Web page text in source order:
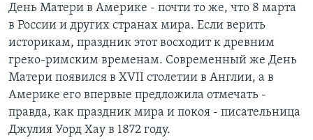
Перейти
поиск
ПОЧЕМУ ЭТО ВАЖНО?
ДИСКУССИЯ VOA
ДЕТАЛИ
НЬЮ-ЙОРК NEW YORK
АМЕРИКА. БОЛЬШОЕ ПУТЕШЕСТВИЕ
А КАК В АМЕРИКЕ?
АРТЕФАКТЫ
АМЕРИКАНСКИЕ ГОРОДКИ
ТЕСТЫ
ФАКТЫ ПРОТИВ ФЕЙКОВ
ЗА СВОБОДУ ПРЕССЫ
УЧИМ АНГЛИЙСКИЙ
ВИДЕО
ПОДПИСКА НА НОВОСТИ
День Матери в Америке - почти то же, что 8 марта
в России и других странах мира. Если верить
историкам, праздник этот восходит к древним
греко-римским временам. Современный же День
Матери появился в XVII столетии в Англии, а в
Америке его впервые предложила отмечать -
правда, как праздник мира и покоя - писательница
Джулия Уорд Хау в 1872 году.